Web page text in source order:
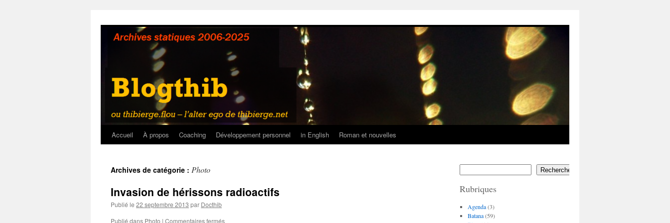
contenu
Accueil À propos Coaching Développement personnel in English Roman et nouvelles
Archives de catégorie : Photo
Invasion de hérissons radioactifs
Publié le 22 septembre 2013 par Docthib
Publié dans Photo | Commentaires ferméssur
Rechercher
Rubriques
Agenda(3)
Batana(59)